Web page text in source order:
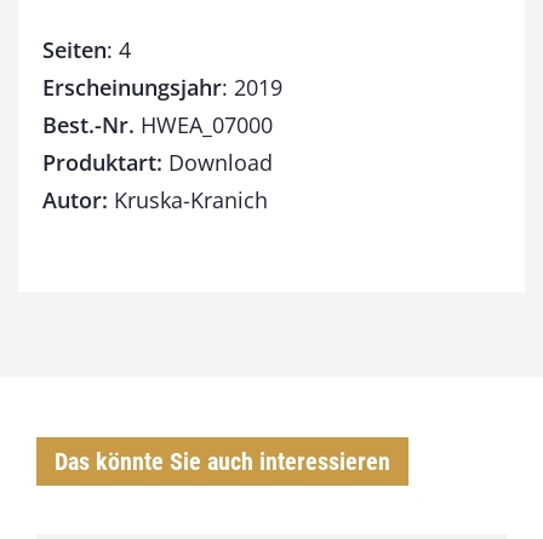
Seiten: 4
Erscheinungsjahr: 2019
Best.-Nr. HWEA_07000
Produktart: Download
Autor: Kruska-Kranich
Das könnte Sie auch interessieren